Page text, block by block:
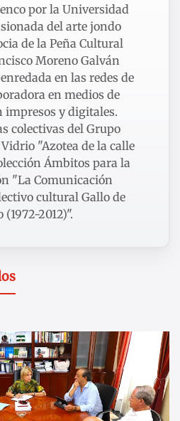
por la Universidad
del arte jondo
de la Peña Cultural
Moreno Galván
en las redes de
en medios de
impresos y digitales.
colectivas del Grupo
"Azotea de la calle
Ámbitos para la
"La Comunicación
cultural Gallo de
2012)".